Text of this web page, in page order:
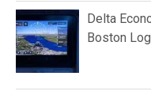
Delta
Boston